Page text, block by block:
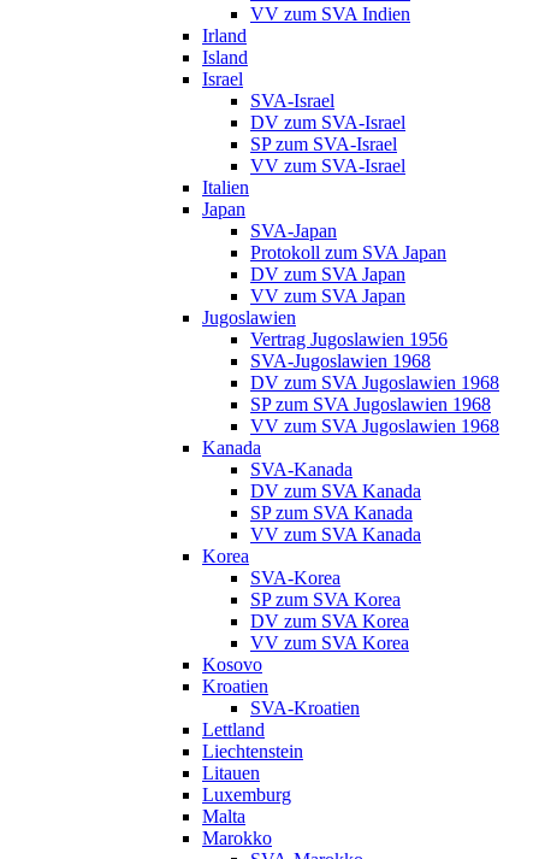
VV zum SVA Indien
Irland
Island
Israel
SVA-Israel
DV zum SVA-Israel
SP zum SVA-Israel
VV zum SVA-Israel
Italien
Japan
SVA-Japan
Protokoll zum SVA Japan
DV zum SVA Japan
VV zum SVA Japan
Jugoslawien
Vertrag Jugoslawien 1956
SVA-Jugoslawien 1968
DV zum SVA Jugoslawien 1968
SP zum SVA Jugoslawien 1968
VV zum SVA Jugoslawien 1968
Kanada
SVA-Kanada
DV zum SVA Kanada
SP zum SVA Kanada
VV zum SVA Kanada
Korea
SVA-Korea
SP zum SVA Korea
DV zum SVA Korea
VV zum SVA Korea
Kosovo
Kroatien
SVA-Kroatien
Lettland
Liechtenstein
Litauen
Luxemburg
Malta
Marokko